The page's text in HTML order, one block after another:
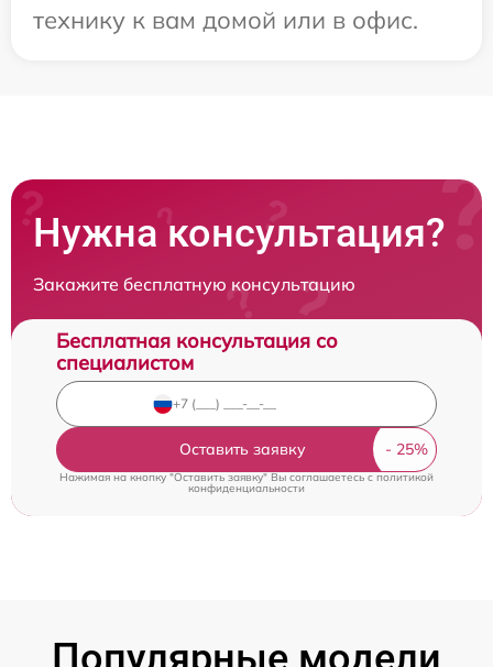
технику к вам домой или в офис.
Нужна консультация?
Закажите бесплатную консультацию
Бесплатная консультация со
специалистом
Оставить заявку
Нажимая на кнопку "Оставить заявку" Вы соглашаетесь cполитикой
конфиденциальности